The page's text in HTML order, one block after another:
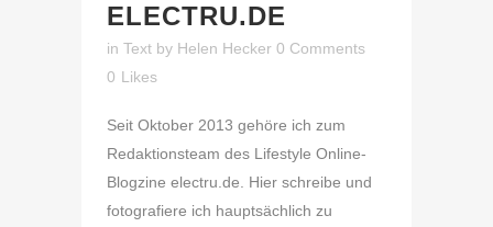
ELECTRU.DE
in Text by Helen Hecker 0 Comments
0 Likes
Seit Oktober 2013 gehöre ich zum
Redaktionsteam des Lifestyle Online-
Blogzine electru.de. Hier schreibe und
fotografiere ich hauptsächlich zu